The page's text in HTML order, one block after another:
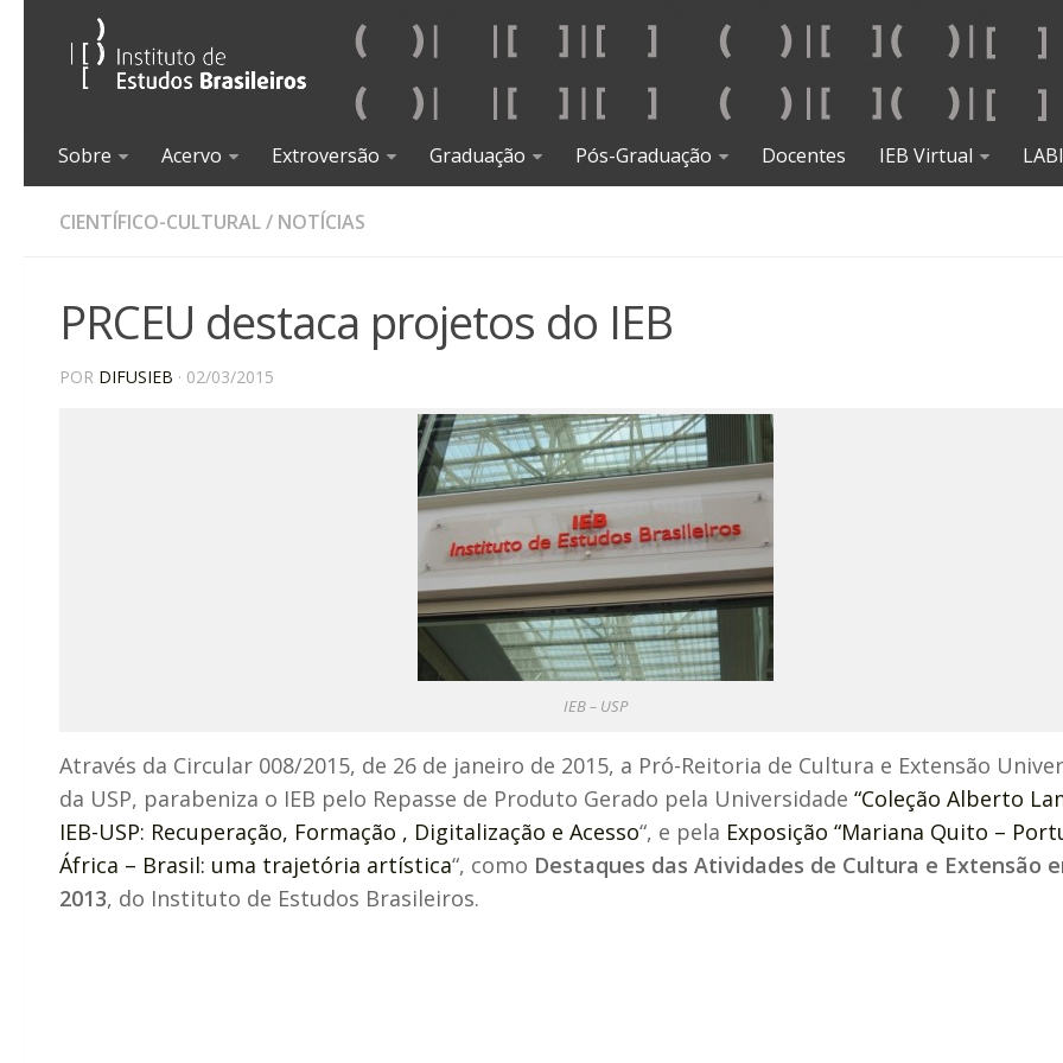
Sobre Acervo Extroversão Graduação Pós-Graduação Docentes IEB Virtual
CIENTÍFICO-CULTURAL/ NOTÍCIAS
PRCEU destaca projetos do IEB
POR DIFUSIEB · 02/03/2015
IEB – USP
Através da Circular 008/2015, de 26 de janeiro de 2015, a Pró-Reitoria de Cultura e Extensão
da USP, parabeniza o IEB pelo Repasse de Produto Gerado pela Universidade “Coleção Alberto
IEB-USP: Recuperação, Formação , Digitalização e Acesso“, e pela Exposição “Mariana Quito –
África – Brasil: uma trajetória artística“, como Destaques das Atividades de Cultura e Extensão
2013, do Instituto de Estudos Brasileiros.
60 anos